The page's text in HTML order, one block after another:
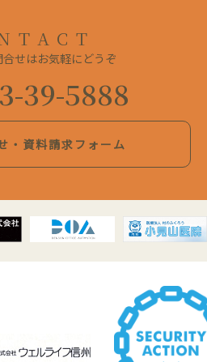
せはお気軽にどうぞ
39-5888
・資料請求フォーム